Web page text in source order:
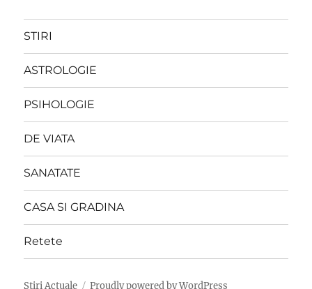
STIRI
ASTROLOGIE
PSIHOLOGIE
DE VIATA
SANATATE
CASA SI GRADINA
Retete
Stiri Actuale Proudly powered by WordPress